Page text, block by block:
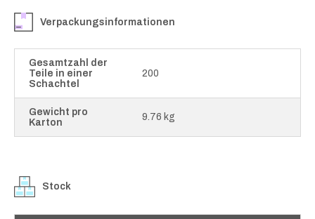
Verpackungsinformationen
Gesamtzahl der
Teile in einer
Schachtel
200
Gewicht pro
Karton
9.76 kg
Stock